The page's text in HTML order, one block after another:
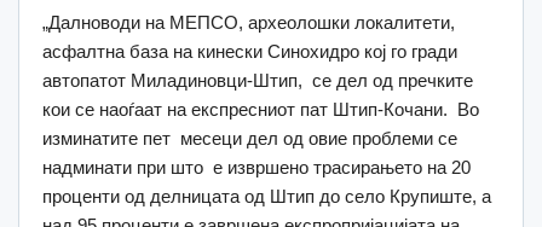
„Далноводи на МЕПСО, археолошки локалитети,
асфалтна база на кинески Синохидро кој го гради
автопатот Миладиновци-Штип, се дел од пречките
кои се наоѓаат на експресниот пат Штип-Кочани. Во
изминатите пет месеци дел од овие проблеми се
надминати при што е извршено трасирањето на 20
проценти од делницата од Штип до село Крупиште, а